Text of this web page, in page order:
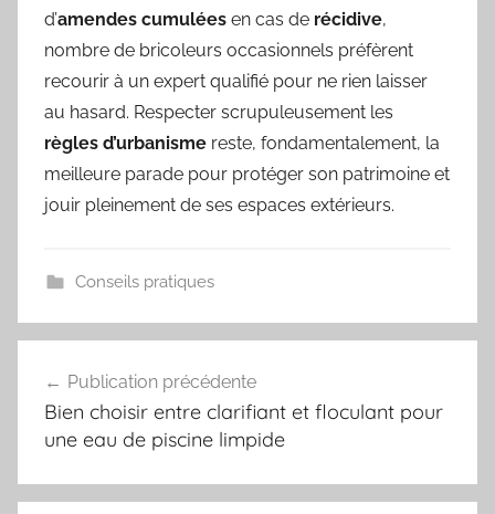
d’amendes cumulées en cas de récidive,
nombre de bricoleurs occasionnels préfèrent
recourir à un expert qualifié pour ne rien laisser
au hasard. Respecter scrupuleusement les
règles d’urbanisme reste, fondamentalement, la
meilleure parade pour protéger son patrimoine et
jouir pleinement de ses espaces extérieurs.
Conseils pratiques
de
l’article
Publication précédente
Bien choisir entre clarifiant et floculant pour
une eau de piscine limpide